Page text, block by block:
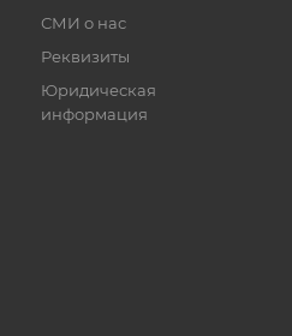
СМИ о нас
Реквизиты
Юридическая
информация